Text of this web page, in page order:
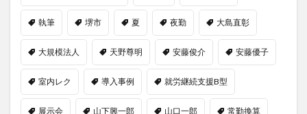
執筆 堺市 夏 夜勤 大島直彰
大規模法人 天野尊明 安藤俊介 安藤優子
室内レク 導入事例 就労継続支援B型
展示会 山下興一郎 山口一郎 常勤換算